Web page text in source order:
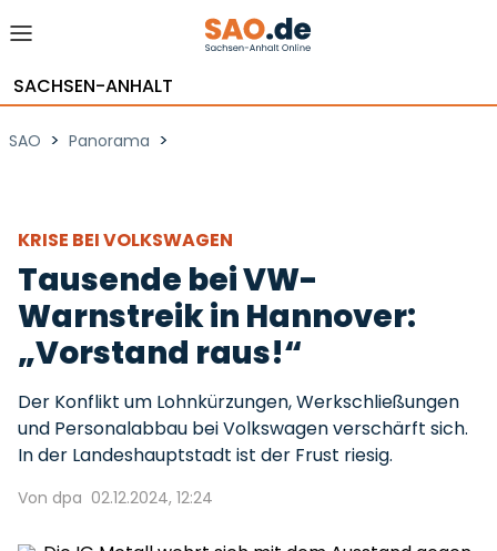
SACHSEN-ANHALT
SAO > Panorama >
KRISE BEI VOLKSWAGEN
Tausende bei VW-
Warnstreik in Hannover:
„Vorstand raus!“
Der Konflikt um Lohnkürzungen, Werkschließungen
und Personalabbau bei Volkswagen verschärft sich.
In der Landeshauptstadt ist der Frust riesig.
Von dpa 02.12.2024, 12:24